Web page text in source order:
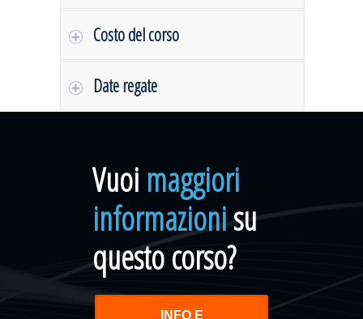
Costo del corso
Date regate
Vuoi maggiori
informazionisu
questo corso?
INFO E